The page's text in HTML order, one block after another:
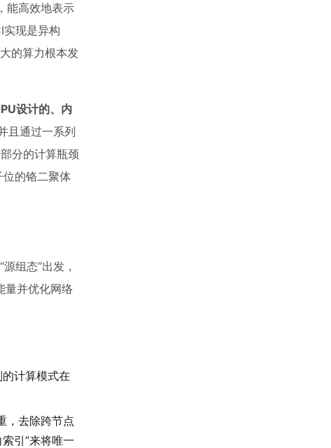
能高效地表示
实现是异构
的算力根本发
设计的、内
且通过一系列
分的计算瓶颈
的铬二聚体
组态”出发，
量并优化网络
计算模式在
，去除跨节点
引”来将唯一